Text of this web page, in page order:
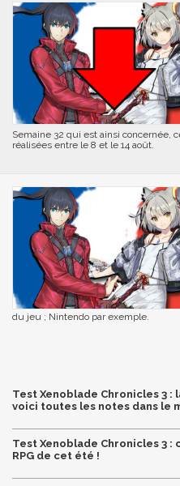
Semaine 32 qui est ainsi concernée,
réalisées entre le 8 et le 14 août.
du jeu ; Nintendo par exemple.
Test Xenoblade Chronicles 3 :
voici toutes les notes dans le
Test Xenoblade Chronicles 3
RPG de cet été !